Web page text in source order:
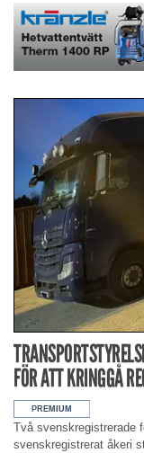
FÖR ATT KRINGGÅ
Två svenskregistrerade
svenskregistrerat åkeri